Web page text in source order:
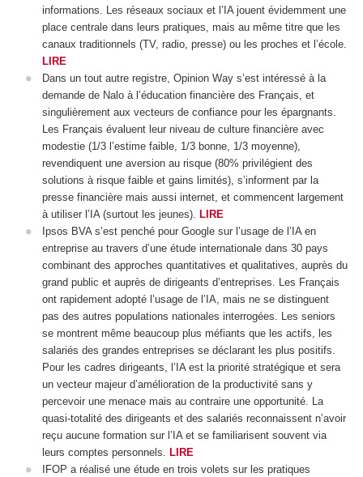
informations. Les réseaux sociaux et l’IA jouent évidemment une
place centrale dans leurs pratiques, mais au même titre que les
canaux traditionnels (TV, radio, presse) ou les proches et l’école.
LIRE
Dans un tout autre registre, Opinion Way s’est intéressé à la
demande de Nalo à l’éducation financière des Français, et
singulièrement aux vecteurs de confiance pour les épargnants.
Les Français évaluent leur niveau de culture financière avec
modestie (1/3 l’estime faible, 1/3 bonne, 1/3 moyenne),
revendiquent une aversion au risque (80% privilégient des
solutions à risque faible et gains limités), s’informent par la
presse financière mais aussi internet, et commencent largement
à utiliser l’IA (surtout les jeunes).
LIRE
Ipsos BVA s’est penché pour Google sur l’usage de l’IA en
entreprise au travers d’une étude internationale dans 30 pays
combinant des approches quantitatives et qualitatives, auprès du
grand public et auprès de dirigeants d’entreprises. Les Français
ont rapidement adopté l’usage de l’IA, mais ne se distinguent
pas des autres populations nationales interrogées. Les seniors
se montrent même beaucoup plus méfiants que les actifs, les
salariés des grandes entreprises se déclarant les plus positifs.
Pour les cadres dirigeants, l’IA est la priorité stratégique et sera
un vecteur majeur d’amélioration de la productivité sans y
percevoir une menace mais au contraire une opportunité. La
quasi-totalité des dirigeants et des salariés reconnaissent n’avoir
reçu aucune formation sur l’IA et se familiarisent souvent via
leurs comptes personnels.
LIRE
IFOP a réalisé une étude en trois volets sur les pratiques